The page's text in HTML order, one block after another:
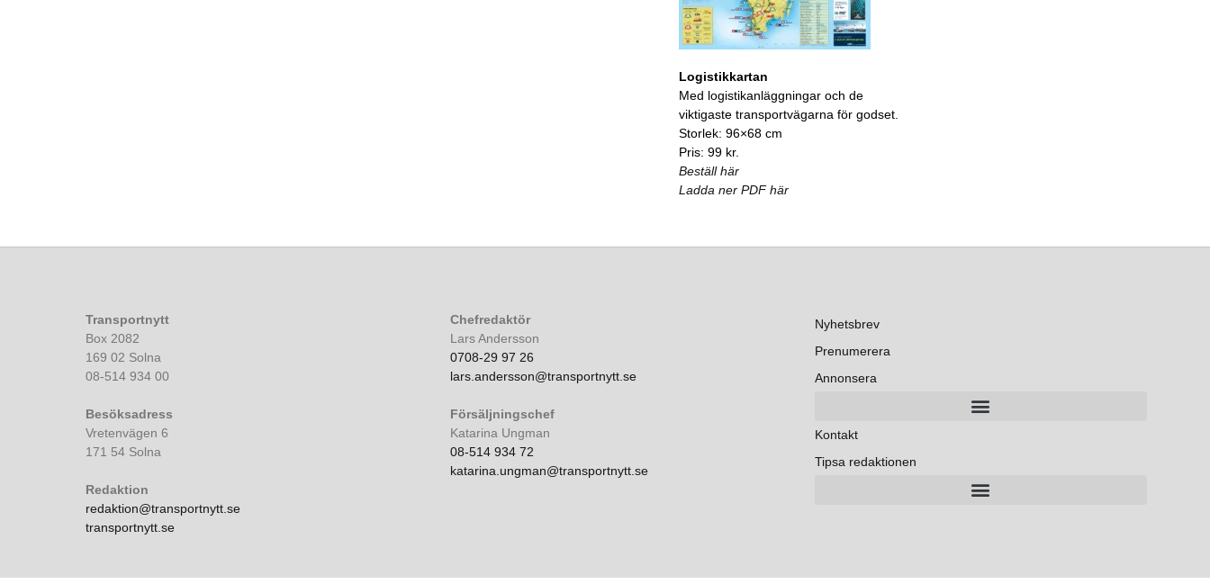
Logistikkartan
Med logistikanläggningar och de
viktigaste transportvägarna för godset.
Storlek: 96×68 cm
Pris: 99 kr.
Beställ här
Ladda ner PDF här
Transportnytt
Box 2082
169 02 Solna
08-514 934 00
Besöksadress
Vretenvägen 6
171 54 Solna
Redaktion
redaktion@transportnytt.se
transportnytt.se
Chefredaktör
Lars Andersson
0708-29 97 26
lars.andersson@transportnytt.se
Försäljningschef
Katarina Ungman
08-514 934 72
katarina.ungman@transportnytt.se
Nyhetsbrev
Prenumerera
Annonsera
Kontakt
Tipsa redaktionen